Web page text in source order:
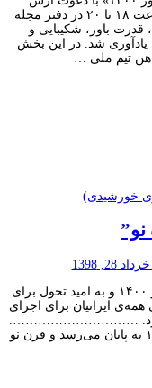
نورآقایی در تاریخ سه‌شنبه ۲۸ خرداد ۱۳۹۸ ساعت ۱۸ تا ۲۰ در دفتر مجله
شکیبایی و
شد. در این بخش
ملی …
طرح زیر، در ادامه ایده برگزاری مراسم نوروز ۱۴۰۰ و به امید تحول برای
برای اجرای
………………………….
شمسی در تاریخ ۲۹ اسفند ۱۴۰۰ به پایان می‌رسد و قرن نو